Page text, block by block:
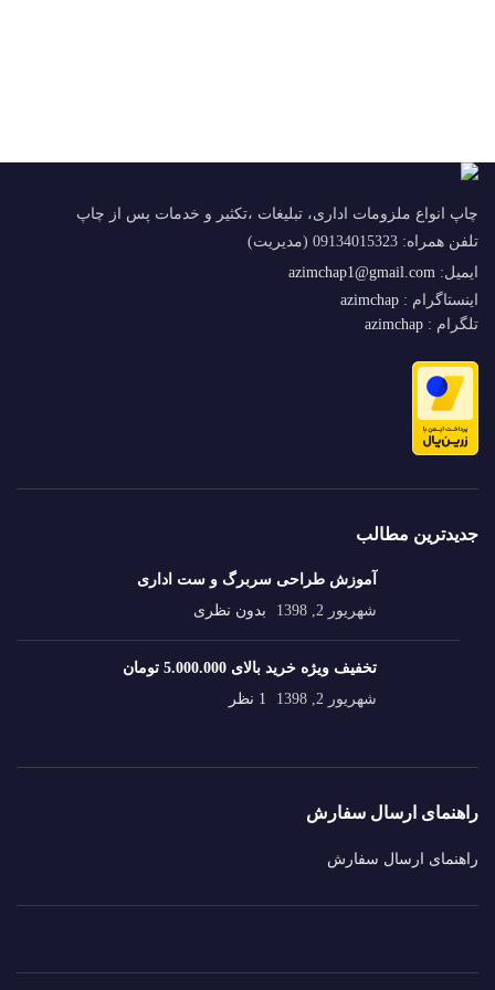
چاپ انواع ملزومات اداری، تبلیغات ،تکثیر و خدمات پس از چاپ
تلفن همراه: 09134015323 (مدیریت)
ایمیل: azimchap1@gmail.com
اینستاگرام : azimchap
تلگرام : azimchap
جدیدترین مطالب
آموزش طراحی سربرگ و ست اداری
شهریور 2, 1398
بدون نظری
تخفیف ویژه خرید بالای 5.000.000 تومان
شهریور 2, 1398
1 نظر
راهنمای ارسال سفارش
راهنمای ارسال سفارش